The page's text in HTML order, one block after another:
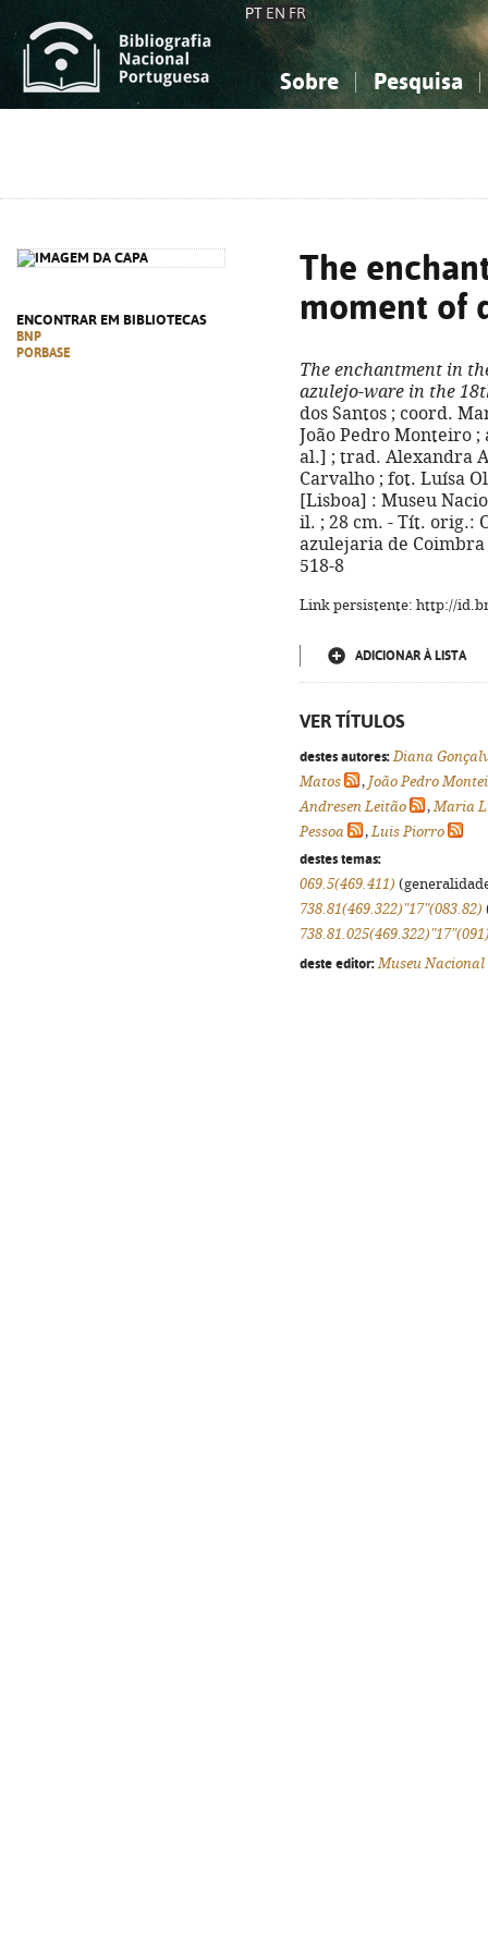
PT EN FR
Sobre Pesquisa
ENCONTRAR EM BIBLIOTECAS
BNP
PORBASE
The
moment of
The enchantment in
azulejo-ware in the
dos Santos ; coord.
João Pedro Monteiro
al.] ; trad. Alexandra
Carvalho ; fot. Luísa
[Lisboa] : Museu
il. ; 28 cm. - Tít. orig.:
azulejaria de Coimbra
518-8
Link persistente: http://
ADICIONAR À LISTA
VER TÍTULOS
destes autores: Diana
Matos
, João Pedro
Andresen Leitão
,Maria
Pessoa
,Luis Piorro
destes temas:
069.5(469.411)
738.81(469.322)"17"(083.82)
deste editor: Museu Nacional